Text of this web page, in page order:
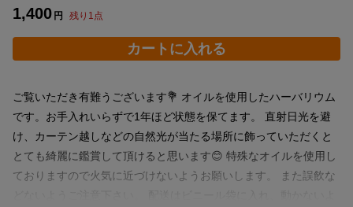
1,400 円 残り 1点
カートに入れる
ご覧いただき有難うございます💐‪‪ オイルを使用したハーバリウム
です。お手入れいらずで1年ほど状態を保てます。 直射日光を避
け、カーテン越しなどの自然光が当たる場所に飾っていただくと
とても綺麗に鑑賞して頂けると思います😊 特殊なオイルを使用し
ておりますので火気に近づけないようお願いします。 また誤飲な